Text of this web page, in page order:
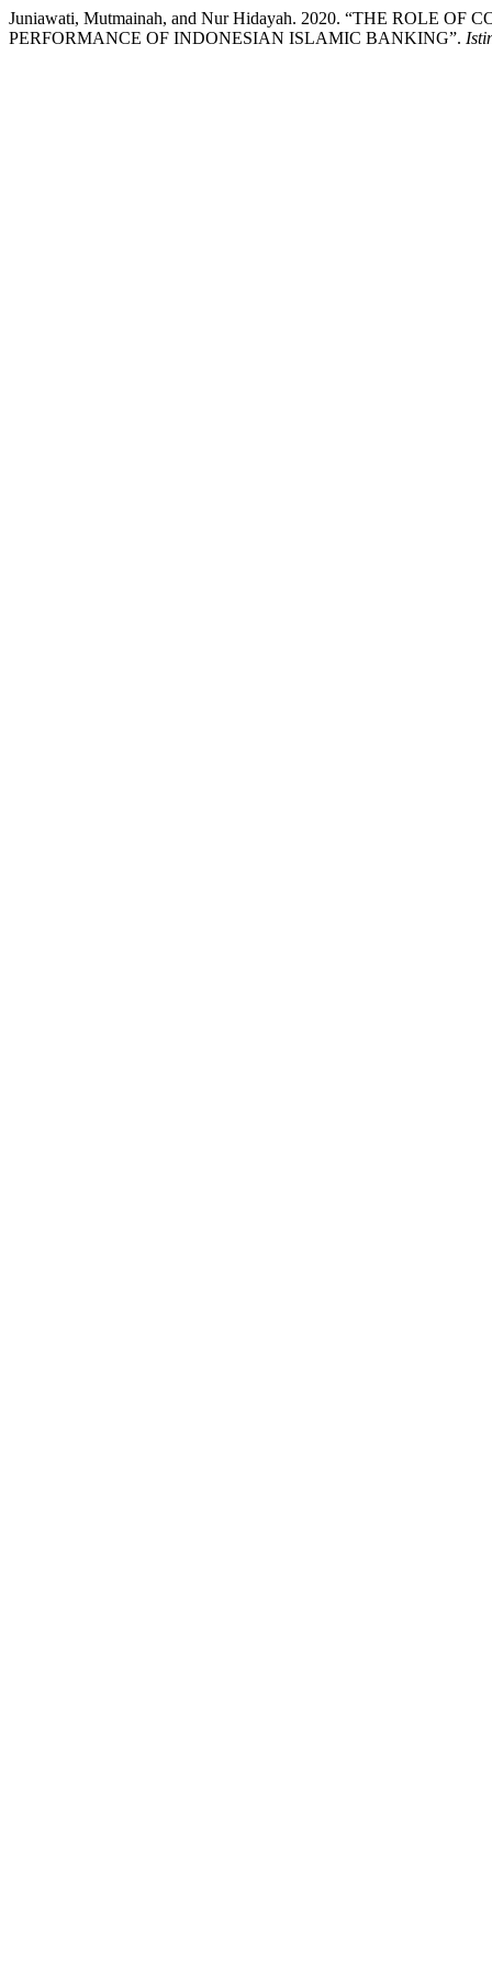
Juniawati, Mutmainah, and Nur Hidayah. 2020. “THE ROLE
PERFORMANCE OF INDONESIAN ISLAMIC BANKING”.